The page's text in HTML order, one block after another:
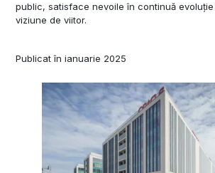
public, satisface nevoile în continuă
viziune de viitor.
Publicat în ianuarie 2025